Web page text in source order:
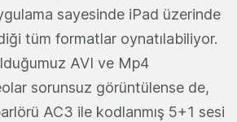
sayesinde iPad üzerinde
tüm formatlar oynatılabiliyor.
AVI ve Mp4
sorunsuz görüntülense de,
AC3 ile kodlanmış 5+1 sesi